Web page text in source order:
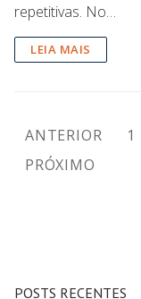
repetitivas. No…
LEIA MAIS
ANTERIOR 1
PRÓXIMO
POSTS RECENTES